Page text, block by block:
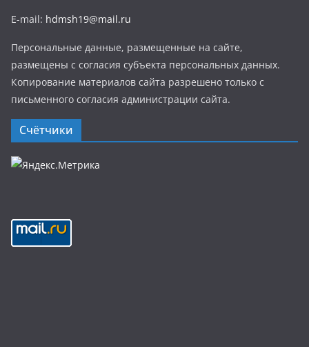
E-mail: hdmsh19@mail.ru
Персональные данные, размещенные на сайте,
размещены с согласия субъекта персональных данных.
Копирование материалов сайта разрешено только с
письменного согласия администрации сайта.
Счётчики